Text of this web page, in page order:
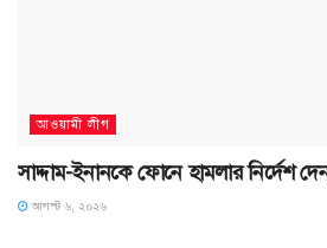
আওয়ামী লীগ
সাদ্দাম-ইনানকে ফোনে হামলার নির্দেশ
আগস্ট ৬, ২০২৬